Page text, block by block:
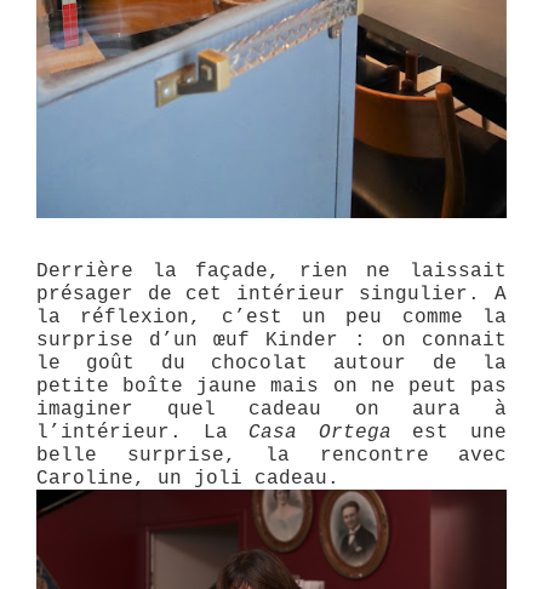
Derrière la façade, rien ne laissait
présager de cet intérieur singulier. A
la réflexion, c’est un peu comme la
surprise d’un œuf Kinder : on connait
le goût du chocolat autour de la
petite boîte jaune mais on ne peut pas
imaginer quel cadeau on aura à
l’intérieur. La Casa Ortega est une
belle surprise, la rencontre avec
Caroline, un joli cadeau.